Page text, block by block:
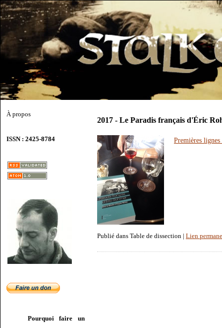
À propos
ISSN : 2425-8784
Pourquoi faire un
2017 - Le Paradis français d'Éric
Premières
Publié dans Table de dissection | Lien